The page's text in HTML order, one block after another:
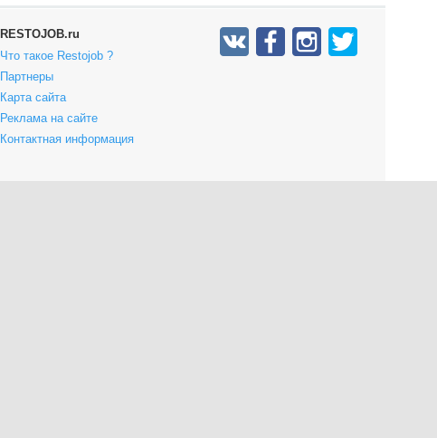
RESTOJOB.ru
Что такое Restojob ?
Партнеры
Карта сайта
Реклама на сайте
Контактная информация